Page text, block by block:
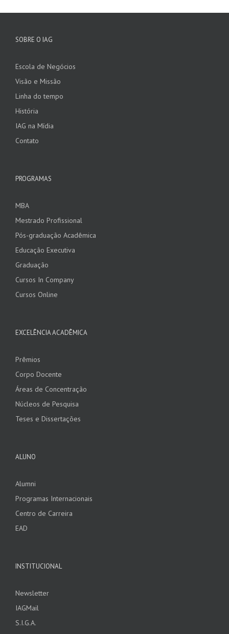
SOBRE O IAG
Escola de Negócios
Visão e Missão
Linha do tempo
História
IAG na Mídia
Contato
PROGRAMAS
MBA
Mestrado Profissional
Pós-graduação Acadêmica
Educação Executiva
Graduação
Cursos In Company
Cursos Online
EXCELÊNCIA ACADÊMICA
Prêmios
Corpo Docente
Áreas de Concentração
Núcleos de Pesquisa
Teses e Dissertações
ALUNO
Alumni
Programas Internacionais
Centro de Carreira
EAD
INSTITUCIONAL
Newsletter
IAGMail
S.I.G.A.